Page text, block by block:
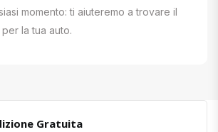
momento: ti aiuteremo a trovare il
la tua auto.
Gratuita